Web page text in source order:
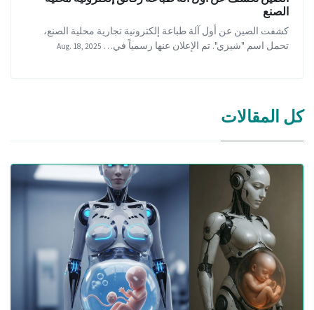
الصنع
كشفت الصين عن أول آلة طباعة إلكترونية تجارية محلية الصنع،
تحمل اسم "شيزي". تم الإعلان عنها رسمياً في… Aug. 18, 2025
كل المقالات